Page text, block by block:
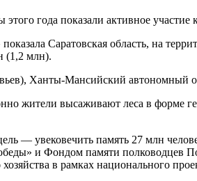
года показали активное
Саратовская область, на
(1,2 млн).
Ханты-Мансийский автономный
жители высаживают леса в форме
— увековечить память 27 млн
и Фондом памяти полководцев
в рамках национального